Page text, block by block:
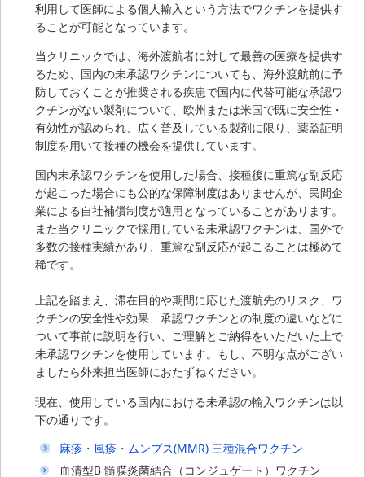
利用して医師による個人輸入という方法でワクチンを提供す
ることが可能となっています。
当クリニックでは、海外渡航者に対して最善の医療を提供す
るため、国内の未承認ワクチンについても、海外渡航前に予
防しておくことが推奨される疾患で国内に代替可能な承認ワ
クチンがない製剤について、欧州または米国で既に安全性・
有効性が認められ、広く普及している製剤に限り、薬監証明
制度を用いて接種の機会を提供しています。
国内未承認ワクチンを使用した場合、接種後に重篤な副反応
が起こった場合にも公的な保障制度はありませんが、民間企
業による自社補償制度が適用となっていることがあります。
また当クリニックで採用している未承認ワクチンは、国外で
多数の接種実績があり、重篤な副反応が起こることは極めて
稀です。
上記を踏まえ、滞在目的や期間に応じた渡航先のリスク、ワ
クチンの安全性や効果、承認ワクチンとの制度の違いなどに
ついて事前に説明を行い、ご理解とご納得をいただいた上で
未承認ワクチンを使用しています。もし、不明な点がござい
ましたら外来担当医師におたずねください。
現在、使用している国内における未承認の輸入ワクチンは以
下の通りです。
麻疹・風疹・ムンプス(MMR) 三種混合ワクチン
血清型B 髄膜炎菌結合（コンジュゲート）ワクチン